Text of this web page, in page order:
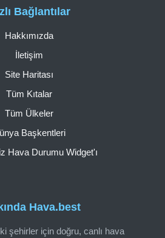
Hava.best
şehirler için doğru, canlı hava
Bağlantılar
Hakkımızda
İletişim
Site Haritası
Tüm Kıtalar
Tüm Ülkeler
Başkentleri
Hava Durumu Widget'ı